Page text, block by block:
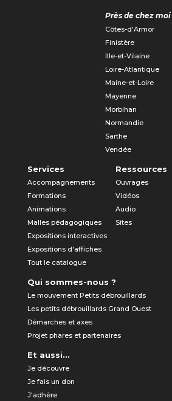
Près de chez moi
Côtes-d'Armor
Finistère
Ille-et-Vilaine
Loire-Atlantique
Maine-et-Loire
Mayenne
Morbihan
Normandie
Sarthe
Vendée
Services
Accompagnements
Formations
Animations
Malles pédagogiques
Expositions interactives
Expositions d'affiches
Tout le catalogue
Ressources
Ouvrages
Vidéos
Audio
Sites
Qui sommes-nous ?
Le mouvement Petits débrouillards
Les petits débrouillards Grand Ouest
Démarches et axes
Projet phares et partenaires
Et aussi...
Je découvre
Je fais un don
J'adhère